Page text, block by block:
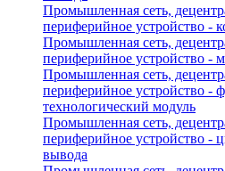
Промышленная сеть,
периферийное устройство -
Промышленная сеть,
периферийное устройство -
Промышленная сеть,
периферийное устройство -
технологический модуль
Промышленная сеть,
периферийное устройство -
вывода